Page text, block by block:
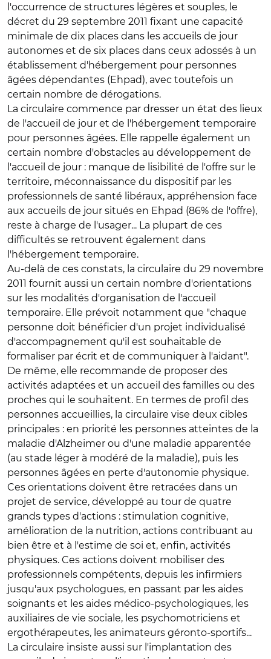
l'occurrence de structures légères et souples, le
décret du 29 septembre 2011 fixant une capacité
minimale de dix places dans les accueils de jour
autonomes et de six places dans ceux adossés à un
établissement d'hébergement pour personnes
âgées dépendantes (Ehpad), avec toutefois un
certain nombre de dérogations.
La circulaire commence par dresser un état des lieux
de l'accueil de jour et de l'hébergement temporaire
pour personnes âgées. Elle rappelle également un
certain nombre d'obstacles au développement de
l'accueil de jour : manque de lisibilité de l'offre sur le
territoire, méconnaissance du dispositif par les
professionnels de santé libéraux, appréhension face
aux accueils de jour situés en Ehpad (86% de l'offre),
reste à charge de l'usager... La plupart de ces
difficultés se retrouvent également dans
l'hébergement temporaire.
Au-delà de ces constats, la circulaire du 29 novembre
2011 fournit aussi un certain nombre d'orientations
sur les modalités d'organisation de l'accueil
temporaire. Elle prévoit notamment que "chaque
personne doit bénéficier d'un projet individualisé
d'accompagnement qu'il est souhaitable de
formaliser par écrit et de communiquer à l'aidant".
De même, elle recommande de proposer des
activités adaptées et un accueil des familles ou des
proches qui le souhaitent. En termes de profil des
personnes accueillies, la circulaire vise deux cibles
principales : en priorité les personnes atteintes de la
maladie d'Alzheimer ou d'une maladie apparentée
(au stade léger à modéré de la maladie), puis les
personnes âgées en perte d'autonomie physique.
Ces orientations doivent être retracées dans un
projet de service, développé au tour de quatre
grands types d'actions : stimulation cognitive,
amélioration de la nutrition, actions contribuant au
bien être et à l'estime de soi et, enfin, activités
physiques. Ces actions doivent mobiliser des
professionnels compétents, depuis les infirmiers
jusqu'aux psychologues, en passant par les aides
soignants et les aides médico-psychologiques, les
auxiliaires de vie sociale, les psychomotriciens et
ergothérapeutes, les animateurs géronto-sportifs...
La circulaire insiste aussi sur l'implantation des